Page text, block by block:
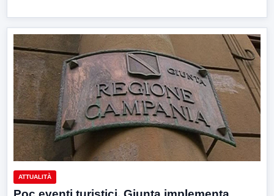
ATTUALITÀ